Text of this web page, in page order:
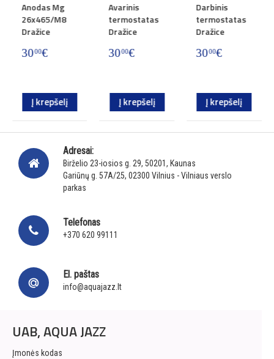
Avarinis
termostatas
Dražice
30
Į krepšelį
Darbinis
termostatas
Dražice
30
Į krepšelį
Vandens
šildytuvo
DRAŽICE
komplektas
Į krepšelį
Adresai:
Birželio 23-iosios g. 29, 50201, Kaunas
Gariūnų g. 57A/25, 02300 Vilnius - Vilniaus verslo
parkas
Telefonas
+370 620 99111
El. paštas
info@aquajazz.lt
UAB, AQUA JAZZ
Įmonės kodas